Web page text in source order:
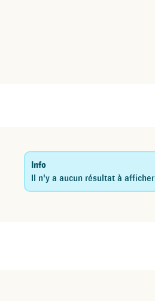
Info
Il n'y a aucun résultat à afficher